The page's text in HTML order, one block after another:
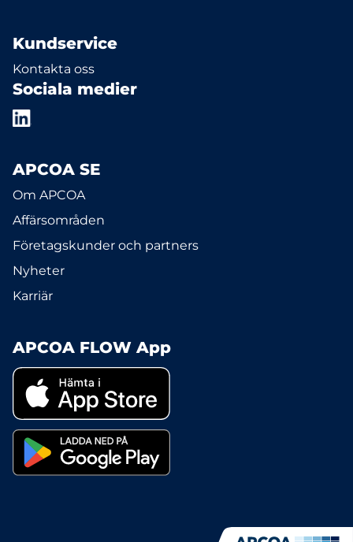
Kundservice
Kontakta oss
Sociala medier
APCOA SE
Om APCOA
Affärsområden
Företagskunder och partners
Nyheter
Karriär
APCOA FLOW App